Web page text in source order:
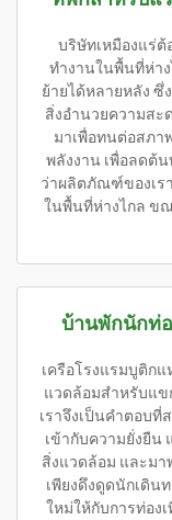
บริษัทเหมืองแร่
ทำงานในพื้นที่ห่าง
ย้ายได้หลายหลัง ซึ่
สิ่งอำนวยความสะ
มาเพื่อทนต่อสภา
พลังงาน เพื่อลดต้
ว่าผลิตภัณฑ์ของเร
ในพื้นที่ห่างไกล ข
บ้านพักนักท่
เครือโรงแรมบูติก
แวดล้อมสำหรับแ
เราจึงเป็นคำตอบ
เข้ากับความยั่งยืน
สิ่งแวดล้อม และมา
เพียงดึงดูดนักเดิน
ใหม่ให้กับการท่อง